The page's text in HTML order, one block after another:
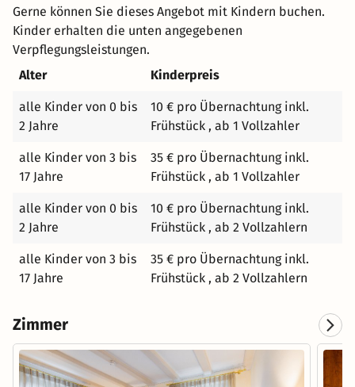
Gerne können Sie dieses Angebot mit Kindern buchen.
Kinder erhalten die unten angegebenen
Verpflegungsleistungen.
Alter
Kinderpreis
alle Kinder von 0 bis
2 Jahre
10 € pro Übernachtung inkl.
Frühstück , ab 1 Vollzahler
alle Kinder von 3 bis
17 Jahre
35 € pro Übernachtung inkl.
Frühstück , ab 1 Vollzahler
alle Kinder von 0 bis
2 Jahre
10 € pro Übernachtung inkl.
Frühstück , ab 2 Vollzahlern
alle Kinder von 3 bis
17 Jahre
35 € pro Übernachtung inkl.
Frühstück , ab 2 Vollzahlern
Zimmer